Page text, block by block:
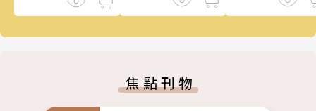
焦點刊物